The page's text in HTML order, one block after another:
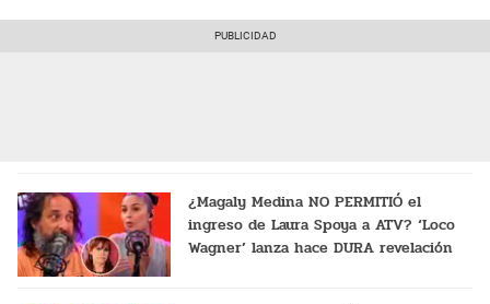
¿Magaly Medina NO PERMITIÓ el
ingreso de Laura Spoya a ATV? ‘Loco
Wagner’ lanza hace DURA revelación